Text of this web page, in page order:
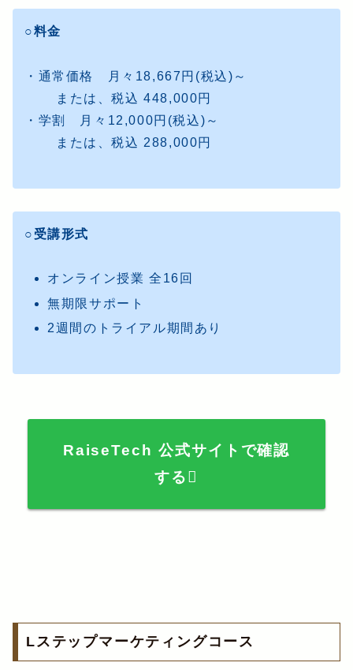
○料金
・通常価格 月々18,667円(税込)～
または、税込 448,000円
・学割 月々12,000円(税込)～
または、税込 288,000円
○受講形式
オンライン授業 全16回
無期限サポート
2週間のトライアル期間あり
RaiseTech 公式サイトで確認
する
Lステップマーケティングコース